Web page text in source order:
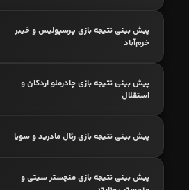
پیش بینی نتیجه بازی پرسپولیس و خیبر
خرم‌آباد
پیش بینی نتیجه بازی چادرملو اردکان و
استقلال
پیش بینی نتیجه بازی رئال مادرید و سویا
پیش بینی نتیجه بازی منچستر سیتی و